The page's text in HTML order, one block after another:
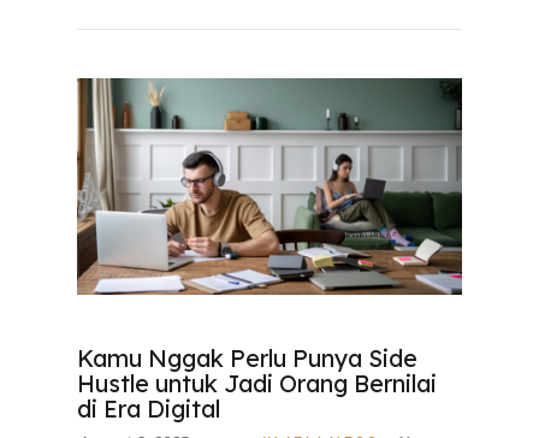
Kamu Nggak Perlu Punya Side
Hustle untuk Jadi Orang Bernilai
di Era Digital